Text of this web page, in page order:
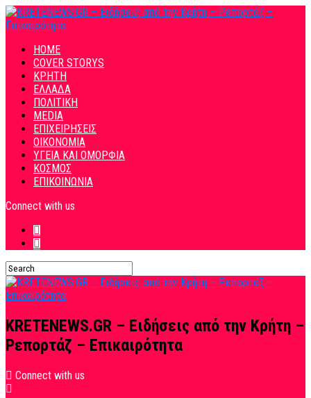
HOME
COVER STORYS
ΚΡΗΤΗ
ΕΛΛΑΔΑ
ΠΟΛΙΤΙΚΗ
MEDIA
ΕΠΙΧΕΙΡΗΣΕΙΣ
ΟΙΚΟΝΟΜΙΑ
ΥΓΕΙΑ ΚΑΙ ΟΜΟΡΦΙΑ
ΚΟΣΜΟΣ
ΕΠΙΚΟΙΝΩΝΙΑ
Connect with us
KRETENEWS.GR – Ειδήσεις από την Κρήτη –
Ρεπορτάζ – Επικαιρότητα
Connect with us